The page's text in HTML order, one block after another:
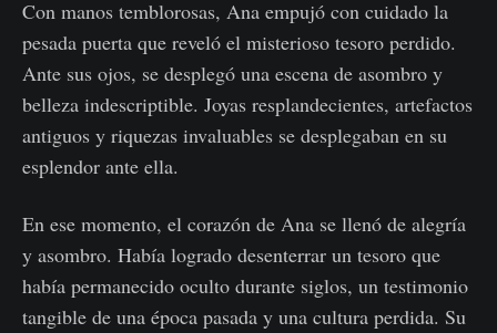
Con manos temblorosas, Ana empujó con cuidado la
pesada puerta que reveló el misterioso tesoro perdido.
Ante sus ojos, se desplegó una escena de asombro y
belleza indescriptible. Joyas resplandecientes, artefactos
antiguos y riquezas invaluables se desplegaban en su
esplendor ante ella.
En ese momento, el corazón de Ana se llenó de alegría
y asombro. Había logrado desenterrar un tesoro que
había permanecido oculto durante siglos, un testimonio
tangible de una época pasada y una cultura perdida. Su